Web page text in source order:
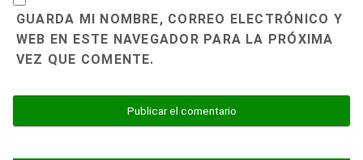
GUARDA MI NOMBRE, CORREO ELECTRÓNICO Y
WEB EN ESTE NAVEGADOR PARA LA PRÓXIMA
VEZ QUE COMENTE.